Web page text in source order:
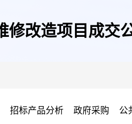
修改造项目成交
招标产品分析 政府采购 公